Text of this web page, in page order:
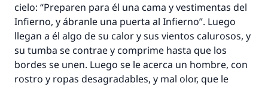
cielo: “Preparen para él una cama y vestimentas del
Infierno, y ábranle una puerta al Infierno”. Luego
llegan a él algo de su calor y sus vientos calurosos, y
su tumba se contrae y comprime hasta que los
bordes se unen. Luego se le acerca un hombre, con
rostro y ropas desagradables, y mal olor, que le